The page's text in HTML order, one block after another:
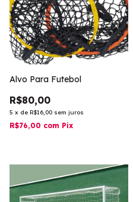
Alvo Para Futebol
R$80,00
5 x de R$16,00 sem juros
R$76,00 com Pix